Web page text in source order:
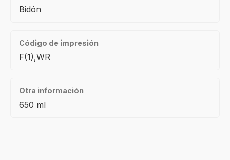
Bidón
Código de impresión
F(1),WR
Otra información
650 ml